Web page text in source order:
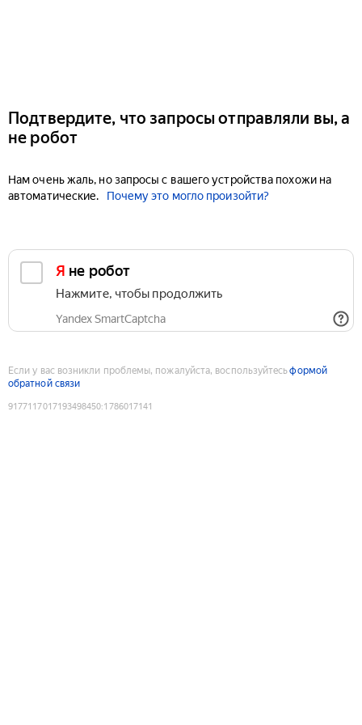
Подтвердите, что запросы отправляли вы, а
не робот
Нам очень жаль, но запросы с вашего устройства похожи на
автоматические.
Почему это могло произойти?
Я не робот
Нажмите, чтобы продолжить
Yandex SmartCaptcha
Если у вас возникли проблемы, пожалуйста, воспользуйтесьформой
обратной связи
9177117017193498450:1786017141